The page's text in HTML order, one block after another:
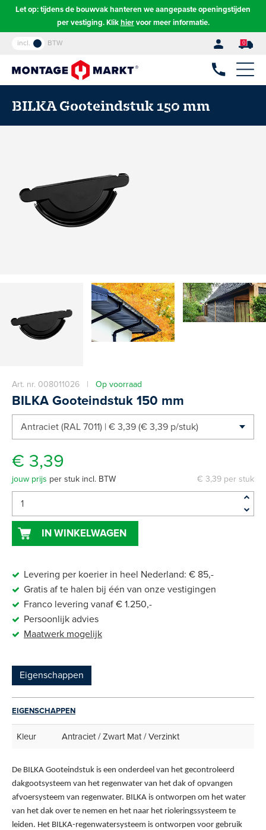
Let op: tijdens de bouwvak hanteren we aangepaste openingstijden
per vestiging. Klikhiervoor meer informatie.
incl. BTW 0
BILKA Gooteindstuk 150 mm
Art. nr. 008011026 | Op voorraad
BILKA Gooteindstuk 150 mm
€ 3,39
jouw prijs per stuk incl. BTW € 3,39 per stuk
IN WINKELWAGEN
Levering per koerier in heel Nederland: € 85,-
Gratis af te halen bij één van onze vestigingen
Franco levering vanaf € 1.250,-
Persoonlijk advies
Maatwerk mogelijk
Eigenschappen
EIGENSCHAPPEN
Kleur Antraciet / Zwart Mat / Verzinkt
De BILKA Gooteindstuk is een onderdeel van het gecontroleerd
dakgootsysteem van het regenwater van het dak of opvangen
afvoersysteem van regenwater. BILKA is ontworpen om het water
van het dak over te nemen en het naar het rioleringssysteem te
leiden. Het BILKA-regenwatersysteem is ontworpen voor gebruik